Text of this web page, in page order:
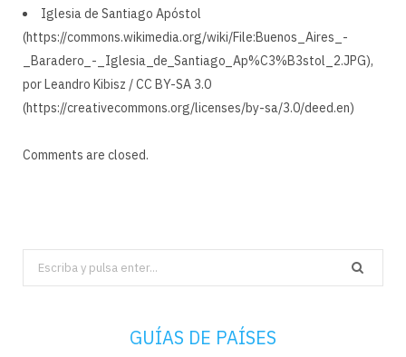
Iglesia de Santiago Apóstol
(https://commons.wikimedia.org/wiki/File:Buenos_Aires_-
_Baradero_-_Iglesia_de_Santiago_Ap%C3%B3stol_2.JPG),
por Leandro Kibisz / CC BY-SA 3.0
(https://creativecommons.org/licenses/by-sa/3.0/deed.en)
Comments are closed.
Search
for:
GUÍAS DE PAÍSES